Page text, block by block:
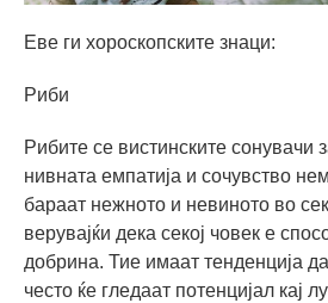
Еве ги хороскопските знаци:
Риби
Рибите се вистинските сонувачи
нивната емпатија и сочувство
бараат нежното и невиното во
верувајќи дека секој човек е
добрина. Тие имаат тенденција
често ќе гледаат потенцијал кај